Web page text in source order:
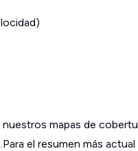
mapas de
el resumen más